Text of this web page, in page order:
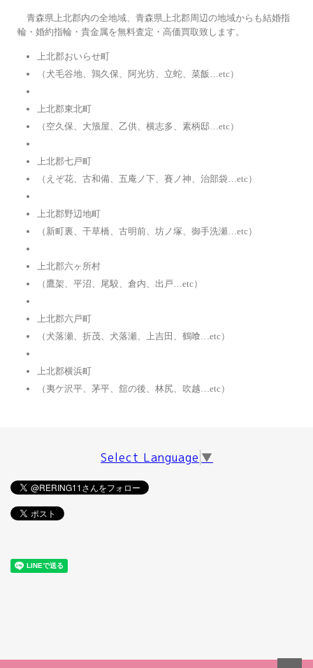
青森県上北郡内の全地域、青森県上北郡周辺の地域からも結婚指
輪・婚約指輪・貴金属を無料査定・高価買取致します。
上北郡おいらせ町
（犬毛谷地、鶉久保、阿光坊、立蛇、菜飯…etc）
上北郡東北町
（空久保、大籏屋、乙供、横志多、素柄邸…etc）
上北郡七戸町
（えぞ花、古和備、五庵ノ下、賽ノ神、治部袋…etc）
上北郡野辺地町
（新町裏、干草橋、古明前、坊ノ塚、御手洗瀬…etc）
上北郡六ヶ所村
（鷹架、平沼、尾駮、倉内、出戸…etc）
上北郡六戸町
（犬落瀬、折茂、犬落瀬、上吉田、鶴喰…etc）
上北郡横浜町
（夷ケ沢平、茅平、舘の後、林尻、吹越…etc）
Select Language ▼